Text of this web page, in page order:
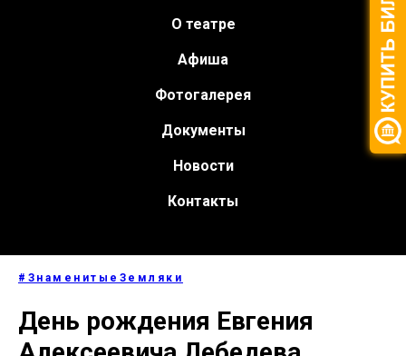
О театре
Афиша
Фотогалерея
Документы
Новости
Контакты
#ЗнаменитыеЗемляки
День рождения Евгения